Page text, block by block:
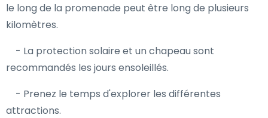
le long de la promenade peut être long de plusieurs
kilomètres.
- La protection solaire et un chapeau sont
recommandés les jours ensoleillés.
- Prenez le temps d'explorer les différentes
attractions.